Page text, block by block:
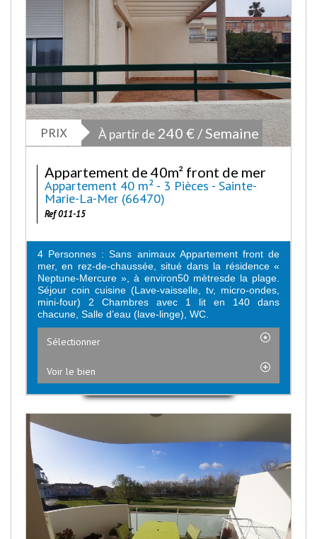
PRIX À partir de 240 € / Semaine
Appartement de 40m² front de mer
Appartement 40 m² - 3 Pièces - Sainte-
Marie-La-Mer (66470)
Ref 011-15
4 Personnes : Sans animaux Appartement front de
mer, en rez-de-chaussée, situé dans la résidence «
Neptune-Mercure », à environ50 mètresde la plage.
Séjour coin cuisine (Lave-vaisselle, tv, micro-ondes,
mini-four) 2 Chambres avec 1 lit en 140 dans
chacune, Salle d’eau (lave-linge), WC.
Sélectionner
Voir le bien